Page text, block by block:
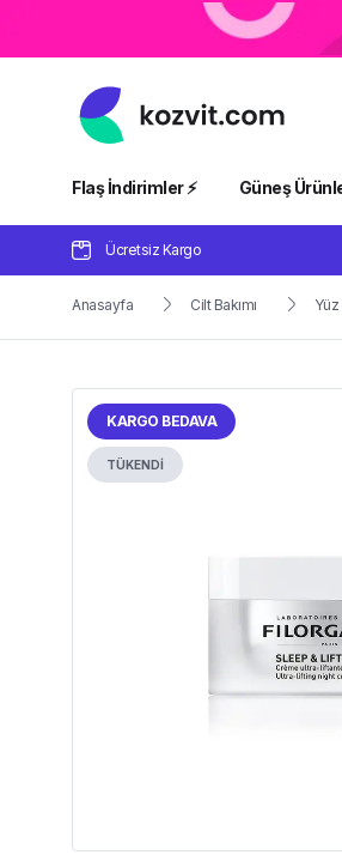
Flaş İndirimler ⚡️ Güneş
Ücretsiz Kargo
Anasayfa Cilt Bakımı
KARGO BEDAVA
TÜKENDİ